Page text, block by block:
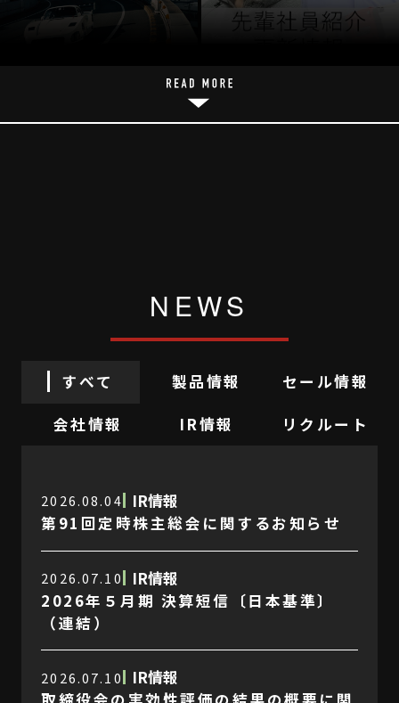
NEWS
すべて 製品情報
セール情報
会社情報
IR情報 リクルート
2026.08.04
IR情報
第91回定時株主総会に関するお知らせ
2026.07.10
IR情報
2026年５月期 決算短信〔日本基準〕
（連結）
2026.07.10
IR情報